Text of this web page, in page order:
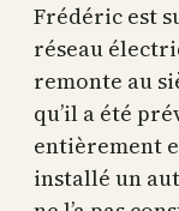
Frédéric est
réseau
remonte au
qu’il a été
entièrement
installé un